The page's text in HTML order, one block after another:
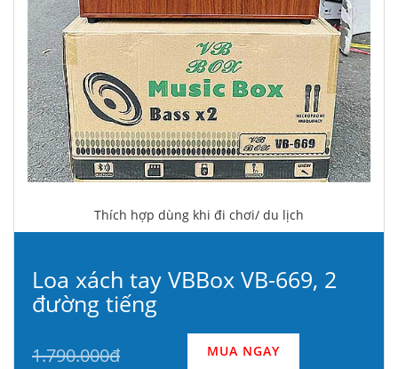
Thích hợp dùng khi đi chơi/ du lịch
Loa xách tay VBBox VB-669, 2
đường tiếng
1.790.000đ MUA NGAY